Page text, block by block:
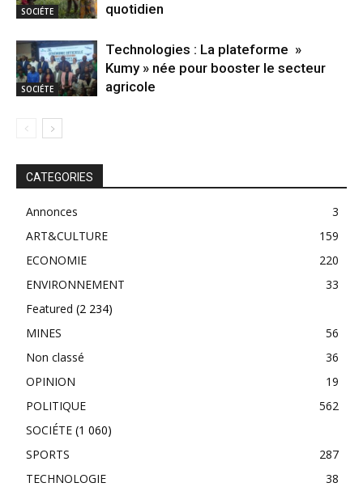
SOCIÉTE
quotidien
SOCIÉTE
Technologies : La plateforme »
Kumy » née pour booster le secteur
agricole
CATEGORIES
Annonces
3
ART&CULTURE
159
ECONOMIE
220
ENVIRONNEMENT
33
Featured (2 234)
MINES
56
Non classé
36
OPINION
19
POLITIQUE
562
SOCIÉTE (1 060)
SPORTS
287
TECHNOLOGIE
38